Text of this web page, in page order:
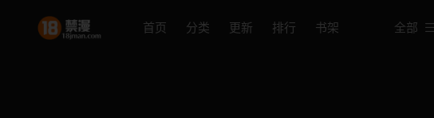
首页 分类 更新 排行 书架 全部